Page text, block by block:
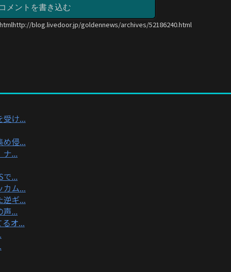
コメントを書き込む
blog.livedoor.jp/goldennews/archives/52186240.html
受け...
め侵...
ナ...
で...
カム...
逆ギ...
声...
オ...